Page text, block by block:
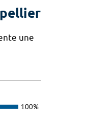
une
100%